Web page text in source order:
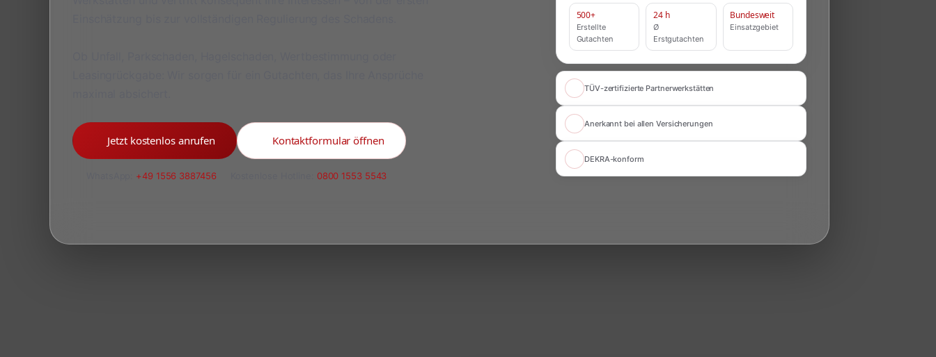
Jetzt kostenlos anrufen Kontaktformular öffnen
+49 1556 3887456 0800 1553 5543
500+
Erstellte
Gutachten
24 h
Ø
Erstgutachten
Bundesweit
Einsatzgebiet
TÜV-zertifizierte Partnerwerkstätten
Anerkannt bei allen Versicherungen
DEKRA-konform